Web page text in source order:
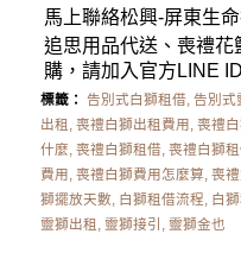
馬上聯絡松興-屏東生
追思用品代送、喪禮
購，請加入官方LINE
標籤： 告別式白獅租借, 告別式
出租
喪禮白獅出租費用 喪禮
什麼 喪禮白獅租借, 喪禮白獅
費用 喪禮白獅費用怎麼算 喪禮
獅擺放天數, 白獅租借流程 白
靈獅出租
靈獅接引 靈獅金也